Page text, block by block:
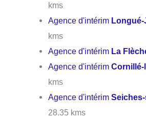
kms
Agence d'intérim
kms
Agence d'intérim La
Agence d'intérimCornillé-
kms
Agence d'intérim
28.35 kms